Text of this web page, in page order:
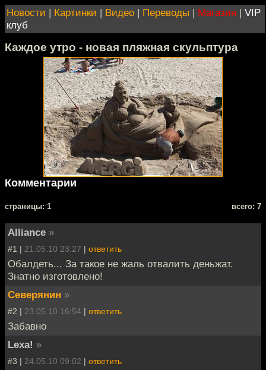
Новости | Картинки | Видео | Переводы | Магазин | VIP
клуб
Каждое утро - новая пляжная скульптура
Комментарии
cтраницы: 1 всего: 7
Alliance »
#1 | 21.05.10 23:27 | ответить
Обалдеть... За такое не жаль отвалить деньжат.
Знатно изготовлено!
Северянин »
#2 | 23.05.10 16:54 | ответить
Забавно
Lexa! »
#3 | 24.05.10 09:02 | ответить